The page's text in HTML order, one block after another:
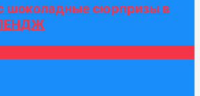
шоколадные сюрпризы в